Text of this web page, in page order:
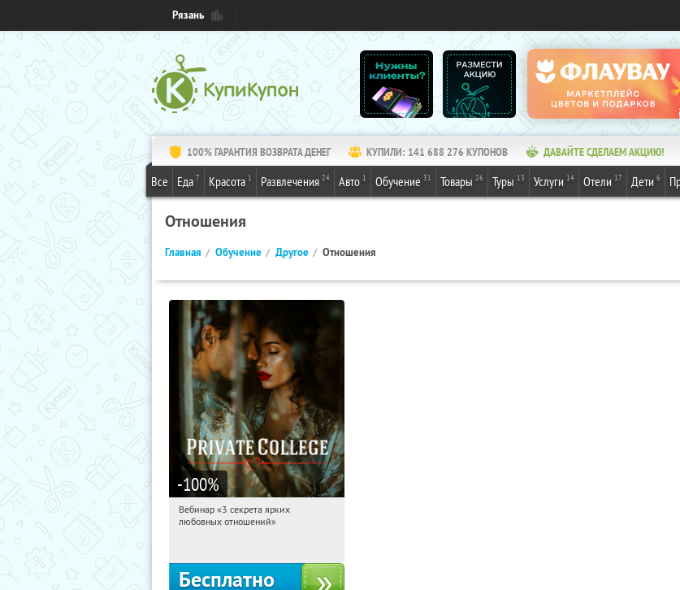
Рязань
100% ГАРАНТИЯ ВОЗВРАТА ДЕНЕГ КУПИЛИ: 141 688 276 КУПОНОВ ДАВАЙТЕ СДЕЛАЕМ АКЦИЮ!
Все Еда 7 Красота 1 Развлечения 24 Авто 1 Обучение 31 Товары 26 Туры 13 Услуги 14 Отели 17 Дети 6
Отношения
Главная Обучение Другое Отношения
-100%
19:25:09 Получили:
Вебинар «3 секрета ярких
любовных отношений»
Бесплатно